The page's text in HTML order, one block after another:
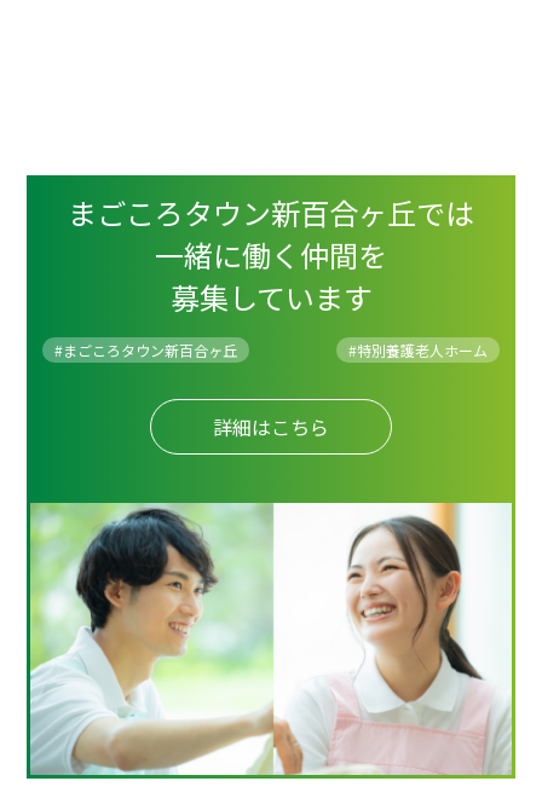
まごころタウン新百合ヶ丘では
一緒に働く仲間を
募集しています
#まごころタウン新百合ヶ丘 #特別養護老人ホーム
詳細はこちら